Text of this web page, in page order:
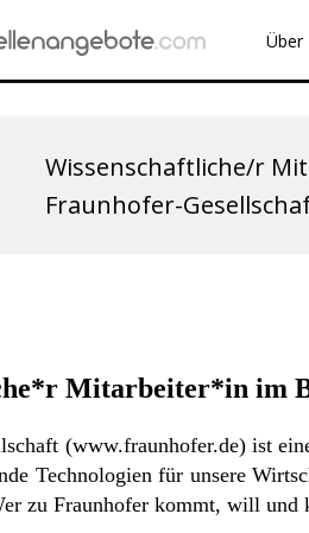
Über
Wissenschaftliche/r
Fraunhofer-
Mitarbeiter*in im
(www.fraunhofer.de) ist
Technologien für unsere
zu Fraunhofer kommt, will und